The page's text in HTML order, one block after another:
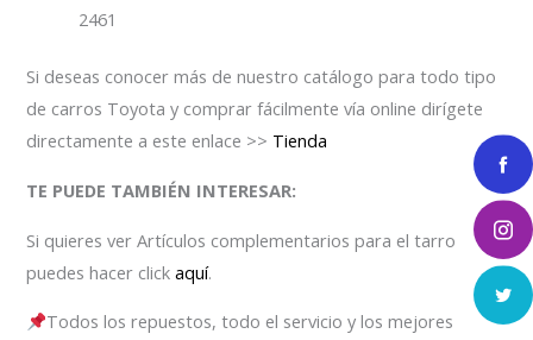
2461
Si deseas conocer más de nuestro catálogo para todo tipo
de carros Toyota y comprar fácilmente vía online dirígete
directamente a este enlace >> Tienda
TE PUEDE TAMBIÉN INTERESAR:
Si quieres ver Artículos complementarios para el tarro
puedes hacer clickaquí.
Todos los repuestos, todo el servicio y los mejores